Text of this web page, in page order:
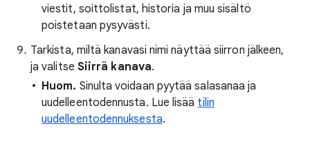
viestit, soittolistat, historia ja muu sisältö
poistetaan pysyvästi.
Tarkista, miltä kanavasi nimi näyttää siirron jälkeen,
ja valitse Siirrä kanava.
Huom. Sinulta voidaan pyytää salasanaa ja
uudelleentodennusta. Lue lisää tilin
uudelleentodennuksesta.